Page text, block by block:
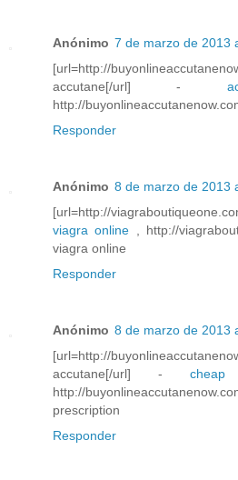
Anónimo 7 de marzo de 2013
[url=http://
accutane[/url] -
http://
Responder
Anónimo 8 de marzo de 2013
[url=http://
viagra online , http://
viagra online
Responder
Anónimo 8 de marzo de 2013
[url=http://
accutane[/url] -
http://
prescription
Responder